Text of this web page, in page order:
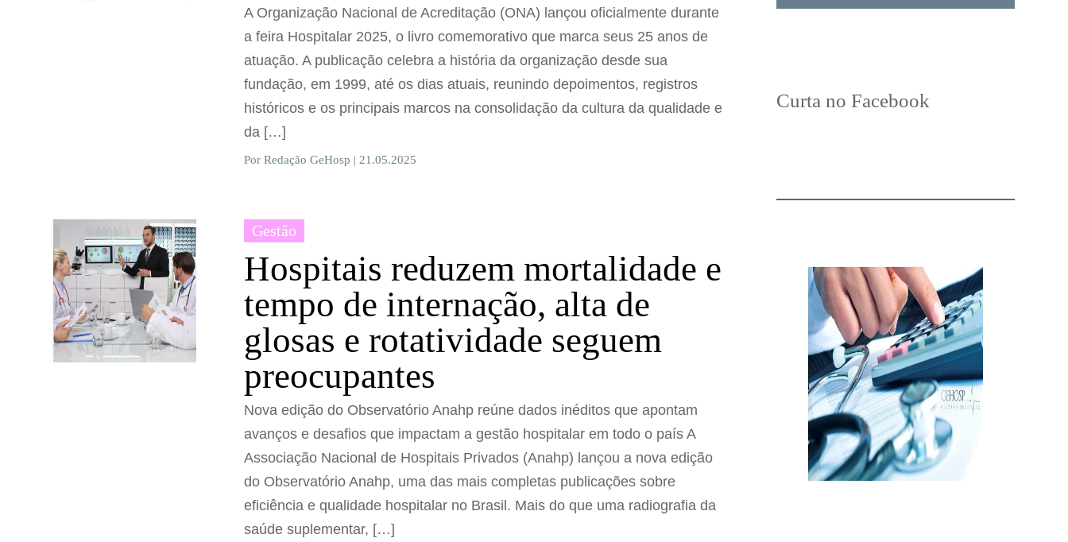
A Organização Nacional de Acreditação (ONA) lançou oficialmente durante
a feira Hospitalar 2025, o livro comemorativo que marca seus 25 anos de
atuação. A publicação celebra a história da organização desde sua
fundação, em 1999, até os dias atuais, reunindo depoimentos, registros
históricos e os principais marcos na consolidação da cultura da qualidade e
da […]
Por Redação GeHosp | 21.05.2025
Gestão
Hospitais reduzem mortalidade e
tempo de internação, alta de
glosas e rotatividade seguem
preocupantes
Nova edição do Observatório Anahp reúne dados inéditos que apontam
avanços e desafios que impactam a gestão hospitalar em todo o país A
Associação Nacional de Hospitais Privados (Anahp) lançou a nova edição
do Observatório Anahp, uma das mais completas publicações sobre
eficiência e qualidade hospitalar no Brasil. Mais do que uma radiografia da
saúde suplementar, […]
Curta no Facebook